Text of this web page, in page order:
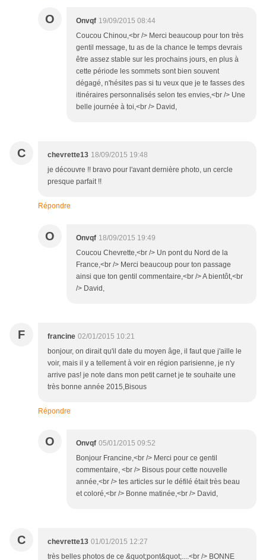
O Onvqf 19/09/2015 08:44
Coucou Chinou,<br /> Merci beaucoup pour ton très
gentil message, tu as de la chance le temps devrais
être assez stable sur les prochains jours, en plus à
cette période les sommets sont bien souvent
dégagé, n'hésites pas si tu veux que je te fasses des
itinéraires personnalisés selon tes envies,<br /> Une
belle journée à toi,<br /> David,
C chevrette13 18/09/2015 19:48
je découvre !! bravo pour l'avant dernière photo, un cercle
presque parfait !!
Répondre
O Onvqf 18/09/2015 19:49
Coucou Chevrette,<br /> Un pont du Nord de la
France,<br /> Merci beaucoup pour ton passage
ainsi que ton gentil commentaire,<br /> A bientôt,<br
/> David,
F francine 02/01/2015 10:21
bonjour, on dirait qu'il date du moyen âge, il faut que j'aille le
voir, mais il y a tellement à voir en région parisienne, je n'y
arrive pas! je note dans mon petit carnet je te souhaite une
très bonne année 2015,Bisous
Répondre
O Onvqf 05/01/2015 09:52
Bonjour Francine,<br /> Merci pour ce gentil
commentaire, <br /> Bisous pour cette nouvelle
année,<br /> tes articles sur le défilé était très beau
et coloré,<br /> Bonne matinée,<br /> David,
C chevrette13 01/01/2015 12:27
très belles photos de ce &quot;pont&quot;....<br /> BONNE